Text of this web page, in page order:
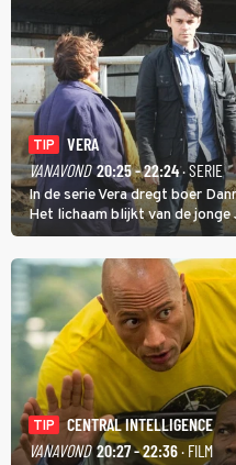
TIP
VERA
VANAVOND 20:25 - 22:24· SERIE
In de serie Vera dregt boer
Het lichaam blijkt van de jonge
homoseksuele
en verliet het kamp met
TIP
CENTRAL INTELLIGENCE
VANAVOND 20:27 - 22:36· FILM